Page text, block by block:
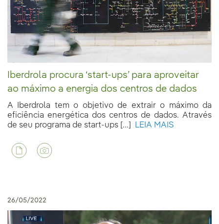
Iberdrola procura ‘start-ups’ para aproveitar
ao máximo a energia dos centros de dados
A Iberdrola tem o objetivo de extrair o máximo da
eficiência energética dos centros de dados. Através
de seu programa de start-ups [...]
LEIA MAIS
26/05/2022